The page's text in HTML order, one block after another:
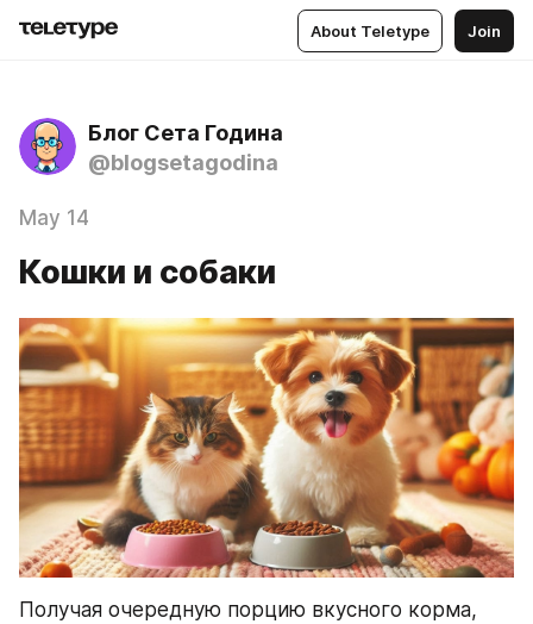
About Teletype Join
Блог Сета Година
@blogsetagodina
May 14
Кошки и собаки
Получая очередную порцию вкусного корма,